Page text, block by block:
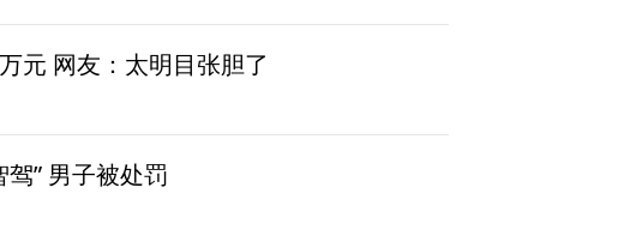
元 网友：太明目张胆了
” 男子被处罚